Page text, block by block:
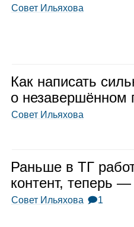
Совет Ильяхова
Как напи­сать
о неза­вер­шён­ном
Совет Ильяхова
Раньше в ТГ
кон­тент, теперь
Совет Ильяхова 🗩1